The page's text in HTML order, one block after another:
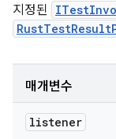
지정된
매개변수
listener